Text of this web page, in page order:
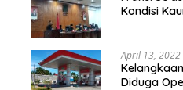
Kondisi
April 13, 2022
Diduga